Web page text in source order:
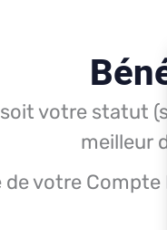
votre statut
meilleur
de votre